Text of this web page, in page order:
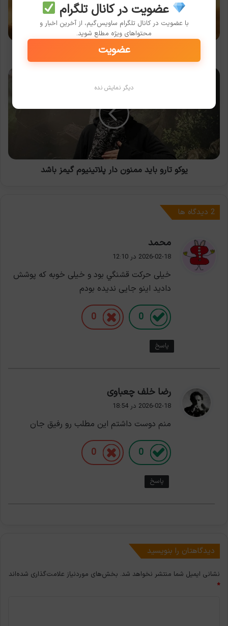
یوکو
ممنون
دار
پلاتینیوم
باشد
یوکو تارو باید ممنون دار پلاتینیوم گیمز باشد
‫2 دیدگاه ها
محمد
ف
:
2026-02-18 در 12:10
خیلی حرکت قشنگي بود و خیلی خوبه که پوشش
دادید اینو جایی ندیده بودم
0
0
پاسخ
رضا خلف چعباوی
:
2026-02-18 در 18:54
منم دوست داشتم این مطلب رو رفیق جان
0
0
پاسخ
دیدگاهتان را بنویسید
نشانی ایمیل شما منتشر نخواهد شد. بخش‌های موردنیاز علامت‌گذاری شده‌اند
*
عضویت در کانال تلگرام
با عضویت در کانال تلگرام ساویس‌گیم، از آخرین اخبار و
محتواهای ویژه مطلع شوید.
عضویت
دیگر نمایش نده